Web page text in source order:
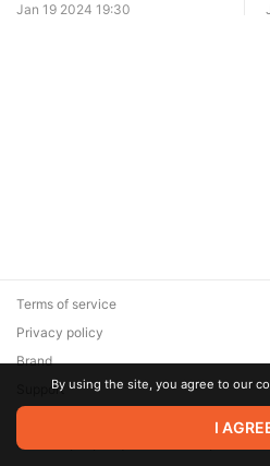
Jan 19 2024 19:30
© 2026 Zaya Solutions Limited. All
are the property of their respective
Terms of service
Privacy policy
Brand
SupportBy using the site, you agree to our
I